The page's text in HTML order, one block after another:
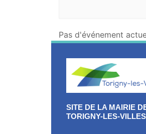
Pas d'événement
SITE DE LA MAIRIE
TORIGNY-LES-VILLES